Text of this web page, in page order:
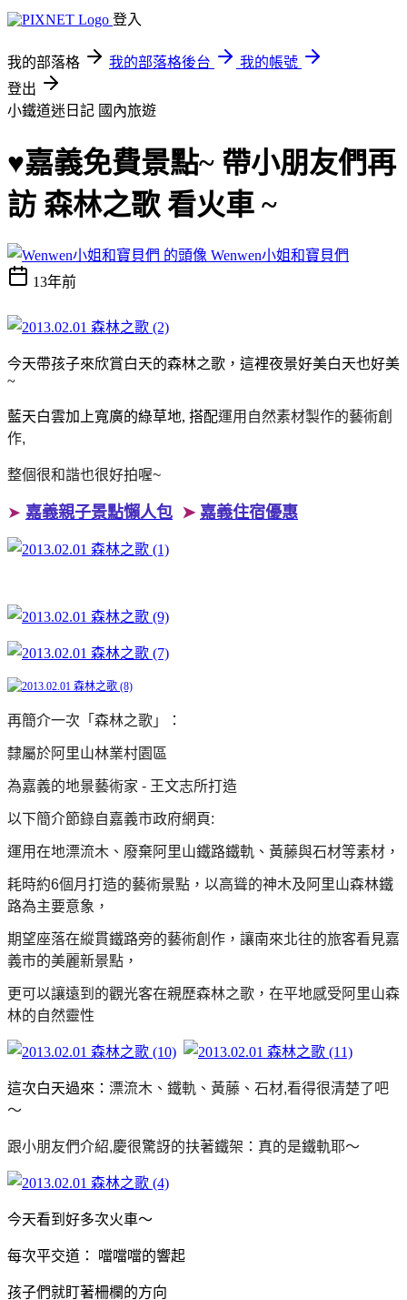
登入
我的部落格 我的部落格後台
我的帳號
登出
小鐵道迷日記 國內旅遊
♥嘉義免費景點~ 帶小朋友們再
訪 森林之歌 看火車 ~
Wenwen小姐和寶貝們
13年前
今天帶孩子來欣賞白天的森林之歌，這裡夜景好美白天也好美
~
藍天白雲加上寬廣的綠草地, 搭配運用自然素材製作的藝術創
作,
整個很和諧也很好拍喔~
➤ 嘉義親子景點懶人包 ➤ 嘉義住宿優惠
再簡介一次「森林之歌」：
隸屬於阿里山林業村園區
為嘉義的地景藝術家 - 王文志所打造
以下簡介節錄自嘉義市政府網頁:
運用在地漂流木、廢棄阿里山鐵路鐵軌、黃藤與石材等素材，
耗時約6個月打造的藝術景點，以高聳的神木及阿里山森林鐵
路為主要意象，
期望座落在縱貫鐵路旁的藝術創作，讓南來北往的旅客看見嘉
義市的美麗新景點，
更可以讓遠到的觀光客在親歷森林之歌，在平地感受阿里山森
林的自然靈性
這次白天過來： 漂流木、鐵軌、黃藤 、 石材,看得很清楚了吧
～
跟小朋友們介紹,慶很驚訝的扶著鐵架：真的是鐵軌耶～
今天看到好多次火車～
每次平交道： 噹噹噹的響起
孩子們就盯著柵欄的方向